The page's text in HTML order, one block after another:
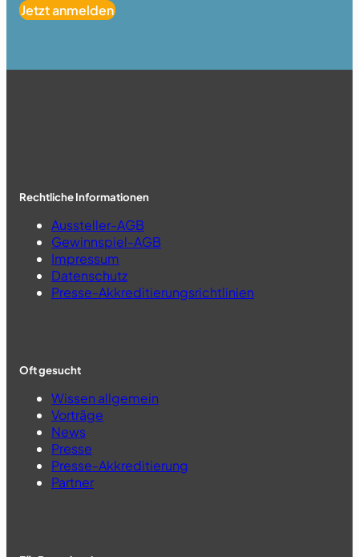
Jetzt anmelden
Rechtliche Informationen
Aussteller-AGB
Gewinnspiel-AGB
Impressum
Datenschutz
Presse-Akkreditierungsrichtlinien
Oft gesucht
Wissen allgemein
Vorträge
News
Presse
Presse-Akkreditierung
Partner